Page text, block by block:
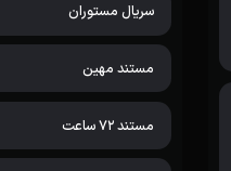
سریال مستوران
مستند مهین
مستند 72 ساعت